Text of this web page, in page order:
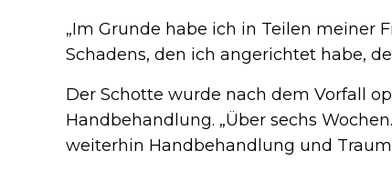
„Im Grunde habe ich in Teilen meiner
Schadens, den ich angerichtet habe,
Der Schotte wurde nach dem Vorfall
Handbehandlung. „Über sechs
weiterhin Handbehandlung und